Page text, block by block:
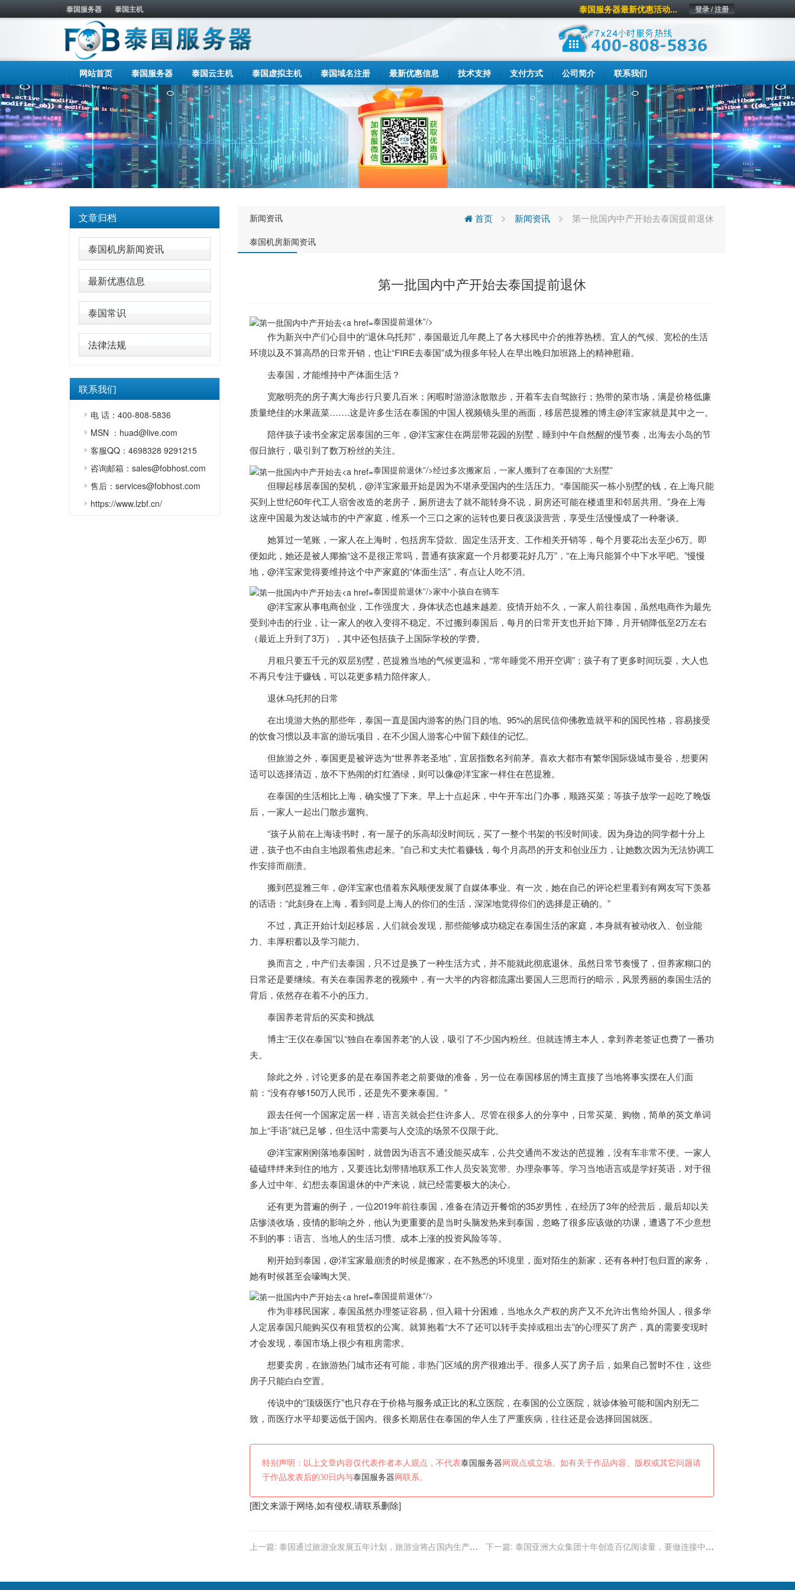
泰国服务器 泰国主机 登录 / 注册
泰国服务器最新优惠活动...
网站首页 泰国服务器 泰国云主机 泰国虚拟主机 泰国域名注册 最新优惠信息 技术支持 支付方式 公司简介 联系我们
文章归档
泰国机房新闻资讯
最新优惠信息
泰国常识
法律法规
联系我们
电 话：400-808-5836
MSN ：huad@live.com
客服QQ：4698328 9291215
咨询邮箱：sales@fobhost.com
售后：services@fobhost.com
https://www.lzbf.cn/
新闻资讯
泰国机房新闻资讯
首页 新闻资讯 第一批国内中产开始去泰国提前退休
第一批国内中产开始去泰国提前退休
泰国提前退休”/>
作为新兴中产们心目中的“退休乌托邦”， 泰国最近几年爬上了各大移民中介的推荐热榜。宜人的气候、宽松的生活
环境以及不算高昂的日常开销，也让“FIRE去泰国”成为很多年轻人在早出晚归加班路上的精神慰藉。
去泰国 ，才能维持中产体面生活？
宽敞明亮的房子离大海步行只要几百米；闲暇时游游泳散散步，开着车去自驾旅行；热带的菜市场，满是价格低廉
质量绝佳的水果蔬菜…….这是许多生活在泰国的中国人视频镜头里的画面，移居芭提雅的博主@洋宝家就是其中之一。
陪伴孩子读书全家定居泰国的三年，@洋宝家住在两层带花园的别墅，睡到中午自然醒的慢节奏，出海去小岛的节
假日旅行，吸引到了数万粉丝的关注。
泰国提前退休”/>经过多次搬家后，一家人搬到了在泰国的“大别墅”
但聊起移居泰国的契机，@洋宝家最开始是因为不堪承受国内的生活压力。“泰国能买一栋小别墅的钱，在上海只能
买到上世纪60年代工人宿舍改造的老房子，厕所进去了就不能转身不说，厨房还可能在楼道里和邻居共用。”身在上海
这座中国最为发达城市的中产家庭，维系一个三口之家的运转也要日夜汲汲营营，享受生活慢慢成了一种奢谈。
她算过一笔账，一家人在上海时，包括房车贷款、固定生活开支、工作相关开销等，每个月要花出去至少6万。即
便如此，她还是被人揶揄“这不是很正常吗，普通有孩家庭一个月都要花好几万”，“在上海只能算个中下水平吧。”慢慢
地，@洋宝家觉得要维持这个中产家庭的“体面生活”，有点让人吃不消。
泰国提前退休”/>家中小孩自在骑车
@洋宝家从事电商创业，工作强度大，身体状态也越来越差。疫情开始不久，一家人前往泰国 ，虽然电商作为最先
受到冲击的行业，让一家人的收入变得不稳定。 不过搬到泰国后，每月的日常开支也开始下降，月开销降低至2万左右
（最近上升到了3万），其中还包括孩子上国际学校的学费。
月租只要五千元的双层别墅，芭提雅当地的气候更温和，“常年睡觉不用开空调”；孩子有了更多时间玩耍，大人也
不再只专注于赚钱，可以花更多精力陪伴家人。
退休乌托邦的日常
在出境游大热的那些年， 泰国一直是国内游客的热门目的地。95%的居民信仰佛教造就平和的国民性格，容易接受
的饮食习惯以及丰富的游玩项目，在不少国人游客心中留下颇佳的记忆。
但旅游之外， 泰国更是被评选为“世界养老圣地”，宜居指数名列前茅。 喜欢大都市有繁华国际级城市曼谷，想要闲
适可以选择清迈，放不下热闹的灯红酒绿，则可以像@洋宝家一样住在芭提雅。
在泰国的生活相比上海，确实慢了下来。早上十点起床，中午开车出门办事，顺路买菜；等孩子放学一起吃了晚饭
后，一家人一起出门散步遛狗。
“孩子从前在上海读书时，有一屋子的乐高却没时间玩，买了一整个书架的书没时间读。因为身边的同学都十分上
进，孩子也不由自主地跟着焦虑起来。”自己和丈夫忙着赚钱，每个月高昂的开支和创业压力，让她数次因为无法协调工
作安排而崩溃。
搬到芭提雅三年，@洋宝家也借着东风顺便发展了自媒体事业。有一次，她在自己的评论栏里看到有网友写下羡慕
的话语：“此刻身在上海，看到同是上海人的你们的生活，深深地觉得你们的选择是正确的。”
不过，真正开始计划起移居，人们就会发现，那些能够成功稳定在泰国生活的家庭，本身就有被动收入、创业能
力、丰厚积蓄以及学习能力。
换而言之， 中产们去泰国 ，只不过是换了一种生活方式，并不能就此彻底退休。虽然日常节奏慢了，但养家糊口的
日常还是要继续。 有关在泰国养老的视频中，有一大半的内容都流露出要国人三思而行的暗示，风景秀丽的泰国生活的
背后，依然存在着不小的压力。
泰国养老背后的买卖和挑战
博主“王仪在泰国”以“独自在泰国养老”的人设，吸引了不少国内粉丝。 但就连博主本人，拿到养老签证也费了一番功
夫。
除此之外， 讨论更多的是在泰国养老之前要做的准备，另一位在泰国移居的博主直接了当地将事实摆在人们面
前： “没有存够150万人民币，还是先不要来泰国。 ”
跟去任何一个国家定居一样，语言关就会拦住许多人。尽管在很多人的分享中，日常买菜、购物，简单的英文单词
加上“手语”就已足够，但生活中需要与人交流的场景不仅限于此。
@洋宝家刚刚落地泰国时，就曾因为语言不通没能买成车，公共交通尚不发达的芭提雅，没有车非常不便。一家人
磕磕绊绊来到住的地方，又要连比划带猜地联系工作人员安装宽带、办理杂事等。学习当地语言或是学好英语，对于很
多人过中年、幻想去泰国退休的中产来说，就已经需要极大的决心。
还有更为普遍的例子，一位2019年前往泰国 ，准备在清迈开餐馆的35岁男性，在经历了3年的经营后，最后却以关
店惨淡收场，疫情的影响之外，他认为更重要的是当时头脑发热来到泰国 ，忽略了很多应该做的功课，遭遇了不少意想
不到的事：语言、当地人的生活习惯、成本上涨的投资风险等等。
刚开始到泰国 ，@洋宝家最崩溃的时候是搬家，在不熟悉的环境里，面对陌生的新家，还有各种打包归置的家务，
她有时候甚至会嚎啕大哭。
泰国提前退休”/>
作为非移民国家， 泰国虽然办理签证容易，但入籍十分困难，当地永久产权的房产又不允许出售给外国人，很多华
人定居泰国只能购买仅有租赁权的公寓。就算抱着“大不了还可以转手卖掉或租出去”的心理买了房产，真的需要变现时
才会发现， 泰国市场上很少有租房需求。
想要卖房，在旅游热门城市还有可能，非热门区域的房产很难出手。很多人买了房子后，如果自己暂时不住，这些
房子只能白白空置。
传说中的“顶级医疗”也只存在于价格与服务成正比的私立医院，在泰国的公立医院，就诊体验可能和国内别无二
致，而医疗水平却要远低于国内。 很多长期居住在泰国的华人生了严重疾病，往往还是会选择回国就医。
特别声明：以上文章内容仅代表作者本人观点，不代表泰国服务器 网观点或立场。如有关于作品内容、版权或其它问题请
于作品发表后的30日内与泰国服务器 网联系。
[图文来源于网络,如有侵权,请联系删除]
上一篇: 泰国通过旅游业发展五年计划，旅游业将占国内生产总
下一篇: 泰国亚洲大众集团十年创造百亿阅读量，要做连接中泰